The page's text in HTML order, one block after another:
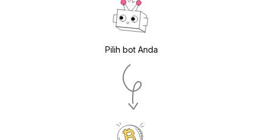
Pilih bot Anda